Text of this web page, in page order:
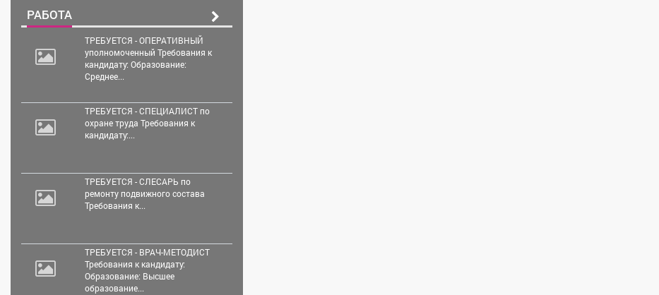
РАБОТА
ТРЕБУЕТСЯ - ОПЕРАТИВНЫЙ
уполномоченный Требования к
кандидату: Образование:
Среднее...
ТРЕБУЕТСЯ - СПЕЦИАЛИСТ по
охране труда Требования к
кандидату:...
ТРЕБУЕТСЯ - СЛЕСАРЬ по
ремонту подвижного состава
Требования к...
ТРЕБУЕТСЯ - ВРАЧ-МЕТОДИСТ
Требования к кандидату:
Образование: Высшее
образование...